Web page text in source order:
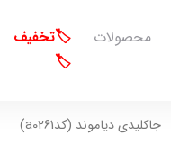
محصولات
🏷️تخفیف
🏷️
جاکلیدی دیاموند (کدa0261)